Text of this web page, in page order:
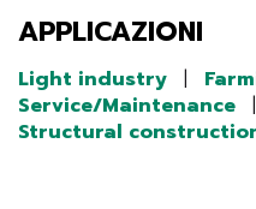
APPLICAZIONI
Light industry |
Service/Maintenance |
Structural